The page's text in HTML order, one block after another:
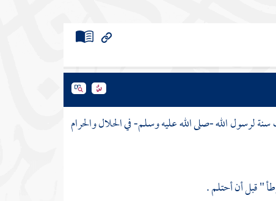
لرسول الله -صلى الله عليه وسلم- في الحلال والحرام
" قبل أن أحتلم .